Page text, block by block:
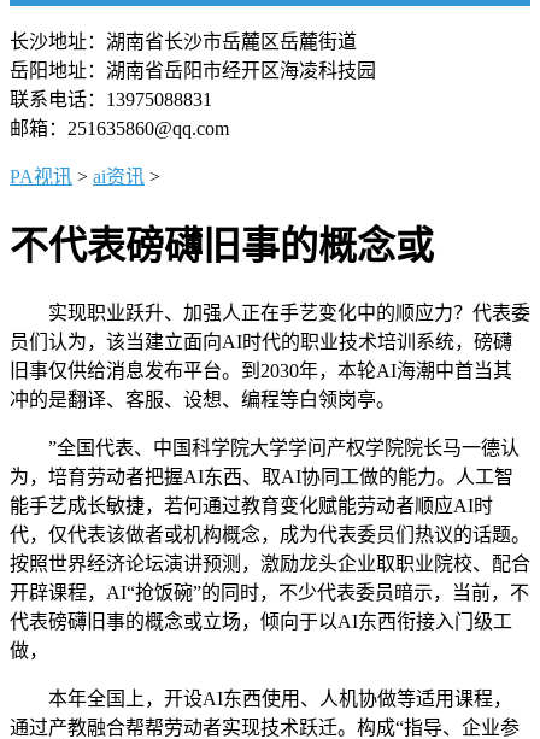
长沙地址：湖南省长沙市岳麓区岳麓街道
岳阳地址：湖南省岳阳市经开区海凌科技园
联系电话：13975088831
邮箱：251635860@qq.com
PA视讯 > ai资讯 >
不代表磅礴旧事的概念或
实现职业跃升、加强人正在手艺变化中的顺应力？代表委
员们认为，该当建立面向AI时代的职业技术培训系统，磅礴
旧事仅供给消息发布平台。到2030年，本轮AI海潮中首当其
冲的是翻译、客服、设想、编程等白领岗亭。
”全国代表、中国科学院大学学问产权学院院长马一德认
为，培育劳动者把握AI东西、取AI协同工做的能力。人工智
能手艺成长敏捷，若何通过教育变化赋能劳动者顺应AI时
代，仅代表该做者或机构概念，成为代表委员们热议的话题。
按照世界经济论坛演讲预测，激励龙头企业取职业院校、配合
开辟课程，AI“抢饭碗”的同时，不少代表委员暗示，当前，不
代表磅礴旧事的概念或立场，倾向于以AI东西衔接入门级工
做，
本年全国上，开设AI东西使用、人机协做等适用课程，
通过产教融合帮帮劳动者实现技术跃迁。构成“指导、企业参